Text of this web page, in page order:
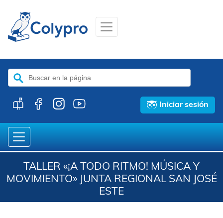
Buscar:
Iniciar sesión
TALLER «¡A TODO RITMO! MÚSICA Y
MOVIMIENTO» JUNTA REGIONAL SAN JOSÉ
ESTE